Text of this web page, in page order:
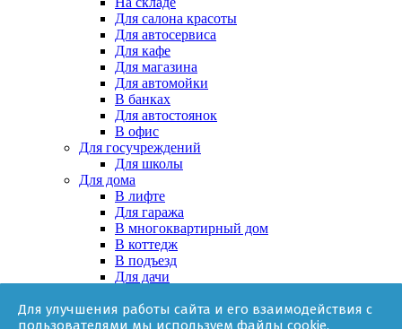
Для улучшения работы сайта и его взаимодействия с
пользователями мы используем файлы cookie.
Для салона красоты
Для автосервиса
Для кафе
Для магазина
Для автомойки
В банках
Для автостоянок
В офис
Для госучреждений
Для школы
Для дома
В лифте
Для гаража
В многоквартирный дом
В коттедж
В подъезд
Для дачи
За няней
В квартире